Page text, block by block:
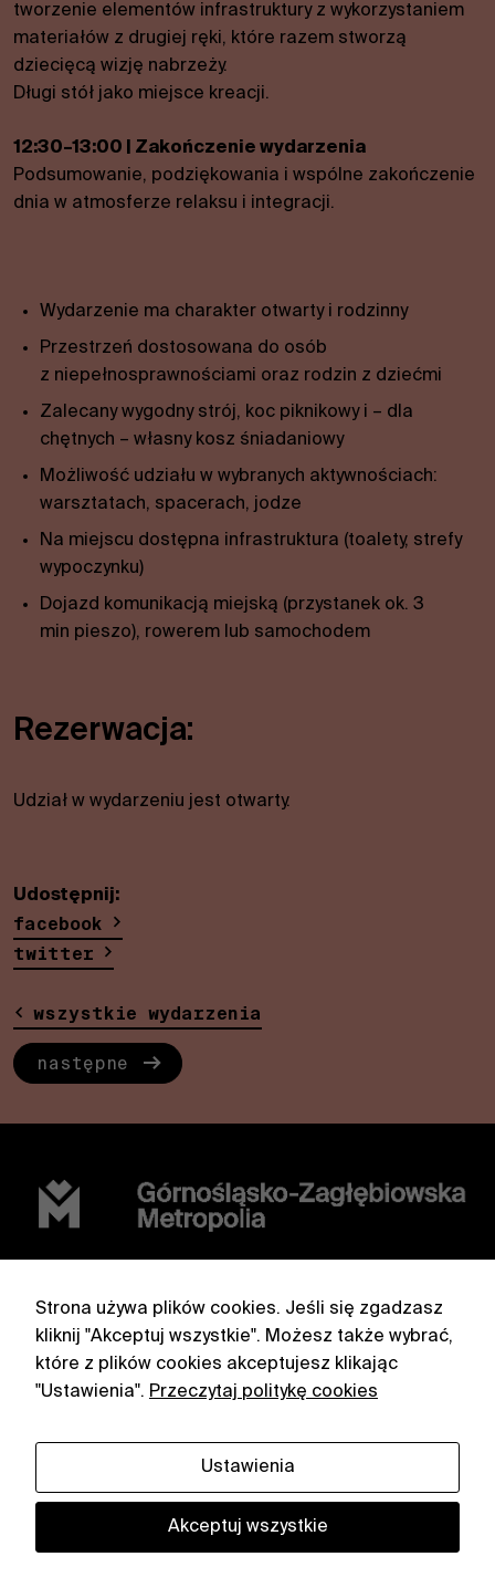
tworzenie elementów infrastruktury z wykorzystaniem
materiałów z drugiej ręki, które razem stworzą
dziecięcą wizję nabrzeży.
Długi stół jako miejsce kreacji.
12:30–13:00 | Zakończenie wydarzenia
Podsumowanie, podziękowania i wspólne zakończenie
dnia w atmosferze relaksu i integracji.
Wydarzenie ma charakter otwarty i rodzinny
Przestrzeń dostosowana do osób
z niepełnosprawnościami oraz rodzin z dziećmi
Zalecany wygodny strój, koc piknikowy i – dla
chętnych – własny kosz śniadaniowy
Możliwość udziału w wybranych aktywnościach:
warsztatach, spacerach, jodze
Na miejscu dostępna infrastruktura (toalety, strefy
wypoczynku)
Dojazd komunikacją miejską (przystanek ok. 3
min pieszo), rowerem lub samochodem
Rezerwacja:
Udział w wydarzeniu jest otwarty.
Udostępnij:
facebook
twitter
wszystkie wydarzenia
następne
Górnośląsko-Zagłębiowska Metropolia
ul. Barbary 21A, 40-053 Katowice
facebook
partnerzy
prywatności
zmień ustawienia
cookies
Strona używa plików cookies. Jeśli się zgadzasz
kliknij "Akceptuj wszystkie". Możesz także wybrać,
które z plików cookies akceptujesz klikając
"Ustawienia". Przeczytaj politykę cookies
Ustawienia
Akceptuj wszystkie